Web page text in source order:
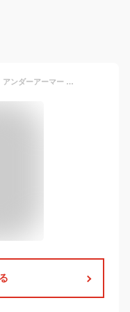
＼ブラックフライデー／【送料無料】アンダーアーマー UNDER ARMOUR ジャージ 上下 メンズ セットアップ 吸汗 速乾 大きいサイズ スポーツウェア トレーニングウェア ズボンファスナー トラックスーツ